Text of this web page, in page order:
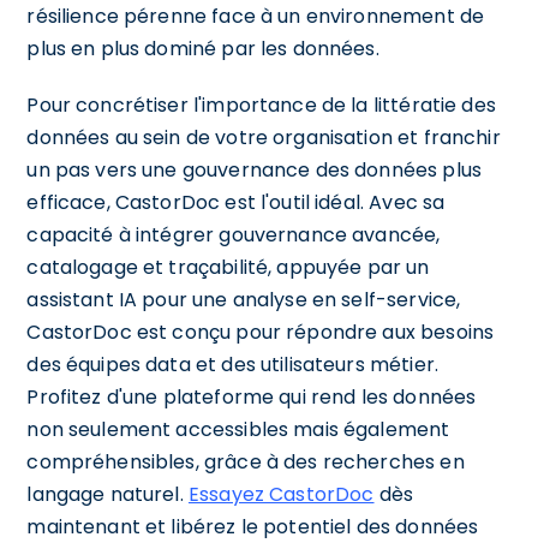
résilience pérenne face à un environnement de
plus en plus dominé par les données.
Pour concrétiser l'importance de la littératie des
données au sein de votre organisation et franchir
un pas vers une gouvernance des données plus
efficace, CastorDoc est l'outil idéal. Avec sa
capacité à intégrer gouvernance avancée,
catalogage et traçabilité, appuyée par un
assistant IA pour une analyse en self-service,
CastorDoc est conçu pour répondre aux besoins
des équipes data et des utilisateurs métier.
Profitez d'une plateforme qui rend les données
non seulement accessibles mais également
compréhensibles, grâce à des recherches en
langage naturel. Essayez CastorDoc dès
maintenant et libérez le potentiel des données